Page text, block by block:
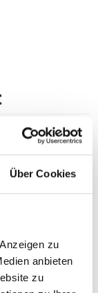
Über Cookies
zu
anbieten
zu